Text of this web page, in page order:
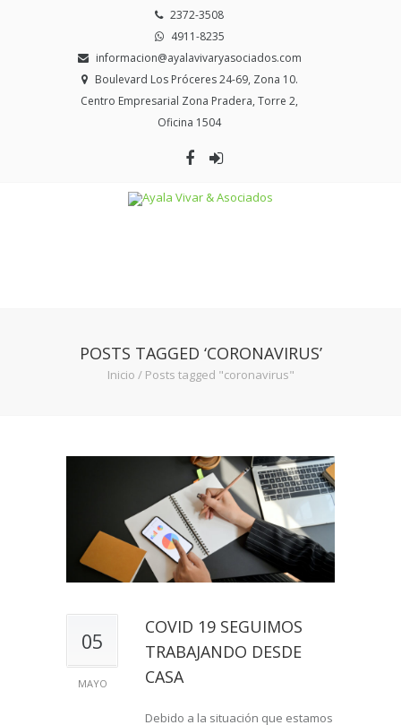
2372-3508
4911-8235
informacion@ayalavivaryasociados.com
Boulevard Los Próceres 24-69, Zona 10.
Centro Empresarial Zona Pradera, Torre 2,
Oficina 1504
POSTS TAGGED ‘CORONAVIRUS’
Inicio / Posts tagged "coronavirus"
05
MAYO
COVID 19 SEGUIMOS
TRABAJANDO DESDE
CASA
Debido a la situación que estamos